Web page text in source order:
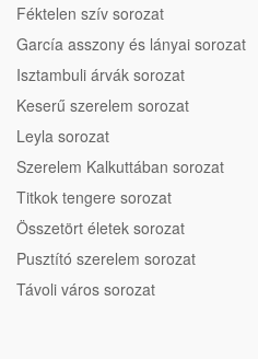
Féktelen szív sorozat
García asszony és lányai sorozat
Isztambuli árvák sorozat
Keserű szerelem sorozat
Leyla sorozat
Szerelem Kalkuttában sorozat
Titkok tengere sorozat
Összetört életek sorozat
Pusztító szerelem sorozat
Távoli város sorozat